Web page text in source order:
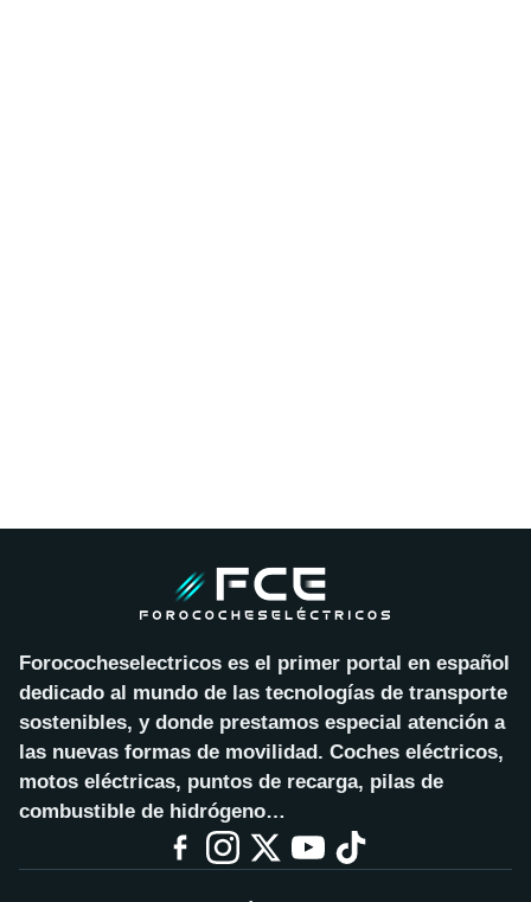
Forococheselectricos es el primer portal en español
dedicado al mundo de las tecnologías de transporte
sostenibles, y donde prestamos especial atención a
las nuevas formas de movilidad. Coches eléctricos,
motos eléctricas, puntos de recarga, pilas de
combustible de hidrógeno…